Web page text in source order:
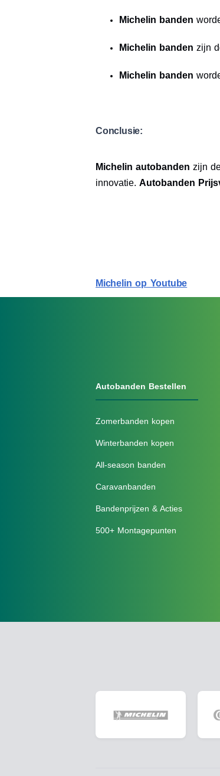
Michelin banden
Michelin banden zijn
Michelin banden
Conclusie:
Michelin autobanden zijn
innovatie. Autobanden
Michelin op Youtube
Autobanden Bestellen
Zomerbanden kopen
Winterbanden kopen
All-season banden
Caravanbanden
Bandenprijzen & Acties
500+ Montagepunten